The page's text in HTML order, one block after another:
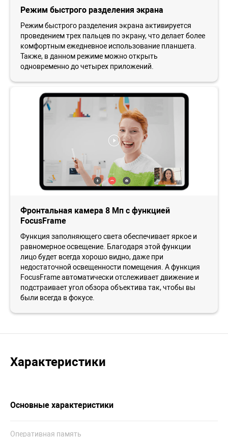
Режим быстрого разделения экрана
Режим быстрого разделения экрана активируется
проведением трех пальцев по экрану, что делает более
комфортным ежедневное использование планшета.
Также, в данном режиме можно открыть
одновременно до четырех приложений.
Фронтальная камера 8 Мп с функцией
FocusFrame
Функция заполняющего света обеспечивает яркое и
равномерное освещение. Благодаря этой функции
лицо будет всегда хорошо видно, даже при
недостаточной освещенности помещения. А функция
FocusFrame автоматически отслеживает движение и
подстраивает угол обзора объектива так, чтобы вы
были всегда в фокусе.
Характеристики
Основные характеристики
Оперативная память